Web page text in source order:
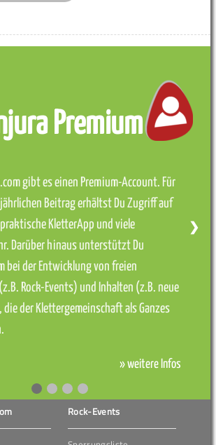
Premium
gibt es einen Premium-Account. Für
Beitrag erhältst Du Zugriff auf
KletterApp und viele
Darüber hinaus unterstützt Du
bei der Entwicklung von freien
Rock-Events) und Inhalten (z.B. neue
der Klettergemeinschaft als Ganzes
» weitere Infos
❯
Rock-Events